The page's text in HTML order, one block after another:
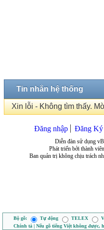
Tin nhắn hệ thống
Xin lỗi - Không tìm thấy.
Đăng nhập Đăng Ký
Diễn đàn sử dụng
Phát triển bởi thành
Ban quản trị không chịu trách
Bộ gõ: Tự động TELEX
Chính tả | Nếu gõ tiếng Việt không được,